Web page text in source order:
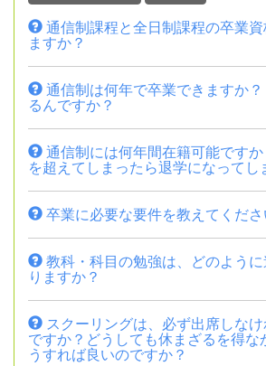
通信制課程と全日制課程の卒業
ますか？
通信制は何年で卒業できますか
るんですか？
通信制には何年間在籍可能です
を超えてしまったら退学になってし
卒業に必要な要件を教えてくださ
教科・科目の勉強は、どのよう
りますか？
スクーリングは、必ず出席しな
ですか？どうしても休まざるを得
うすれば良いのですか？